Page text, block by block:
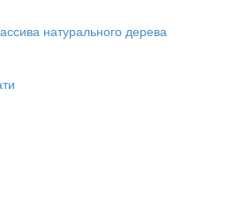
натурального дерева